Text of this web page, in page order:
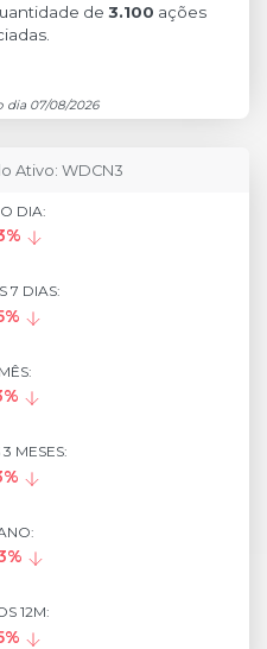
de 3.100 ações
dia 07/08/2026
Ativo: WDCN3
DIA:
7 DIAS:
MESES:
12M: